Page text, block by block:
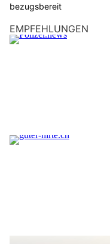
bezugsbereit
EMPFEHLUNGEN